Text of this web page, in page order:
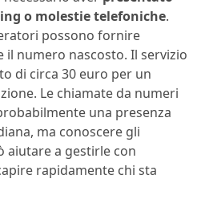
o molestie telefoniche.
possono fornire
numero nascosto. Il servizio
di circa 30 euro per un
Le chiamate da numeri
una presenza
ma conoscere gli
a gestirle con
rapidamente chi sta